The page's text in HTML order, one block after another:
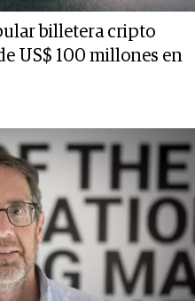
billetera cripto
US$ 100 millones en